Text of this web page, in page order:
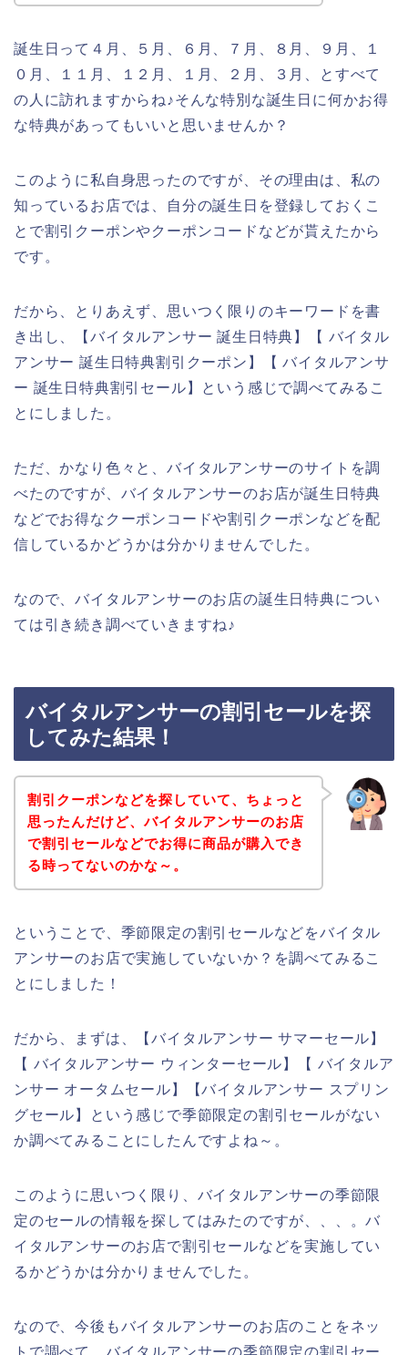
誕生日って４月、５月、６月、７月、８月、９月、１
０月、１１月、１２月、１月、２月、３月、とすべて
の人に訪れますからね♪そんな特別な誕生日に何かお得
な特典があってもいいと思いませんか？
このように私自身思ったのですが、その理由は、私の
知っているお店では、自分の誕生日を登録しておくこ
とで割引クーポンやクーポンコードなどが貰えたから
です。
だから、とりあえず、思いつく限りのキーワードを書
き出し、【バイタルアンサー 誕生日特典】【 バイタル
アンサー 誕生日特典割引クーポン】【 バイタルアンサ
ー 誕生日特典割引セール】という感じで調べてみるこ
とにしました。
ただ、かなり色々と、バイタルアンサーのサイトを調
べたのですが、バイタルアンサーのお店が誕生日特典
などでお得なクーポンコードや割引クーポンなどを配
信しているかどうかは分かりませんでした。
なので、バイタルアンサーのお店の誕生日特典につい
ては引き続き調べていきますね♪
バイタルアンサーの割引セールを探
してみた結果！
割引クーポンなどを探していて、ちょっと
思ったんだけど、バイタルアンサーのお店
で割引セールなどでお得に商品が購入でき
る時ってないのかな～。
ということで、季節限定の割引セールなどをバイタル
アンサーのお店で実施していないか？を調べてみるこ
とにしました！
だから、まずは、【バイタルアンサー サマーセール】
【 バイタルアンサー ウィンターセール】【 バイタルア
ンサー オータムセール】【バイタルアンサー スプリン
グセール】という感じで季節限定の割引セールがない
か調べてみることにしたんですよね～。
このように思いつく限り、バイタルアンサーの季節限
定のセールの情報を探してはみたのですが、、、。バ
イタルアンサーのお店で割引セールなどを実施してい
るかどうかは分かりませんでした。
なので、今後もバイタルアンサーのお店のことをネッ
トで調べて、バイタルアンサーの季節限定の割引セー